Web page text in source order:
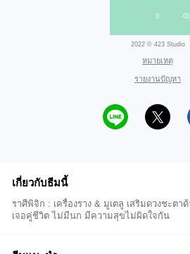
2022 © 423 Studio
หมายเหตุ
รายงานปัญหา
เกี่ยวกับธีมนี้
ราศีพิจิก : เครื่องราง & มูเตลู เสริมดวงชะต
เจอคู่ชีวิต ไม่มีนก มีความสุขไม่ผิดใจกัน